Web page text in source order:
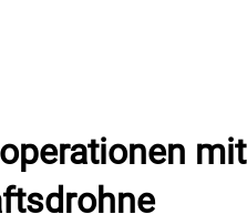
mit